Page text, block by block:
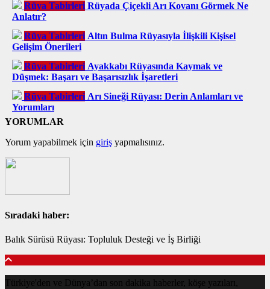
Rüya Tabirleri Rüyada Çiçekli Arı Kovanı Görmek Ne
Anlatır?
Rüya Tabirleri Altın Bulma Rüyasıyla İlişkili Kişisel
Gelişim Önerileri
Rüya Tabirleri Ayakkabı Rüyasında Kaymak ve
Düşmek: Başarı ve Başarısızlık İşaretleri
Rüya Tabirleri Arı Sineği Rüyası: Derin Anlamları ve
Yorumları
YORUMLAR
Yorum yapabilmek için giriş yapmalısınız.
Sıradaki haber:
Balık Sürüsü Rüyası: Topluluk Desteği ve İş Birliği
Türkiye'den ve Dünya’dan son dakika haberler, köşe yazıları,